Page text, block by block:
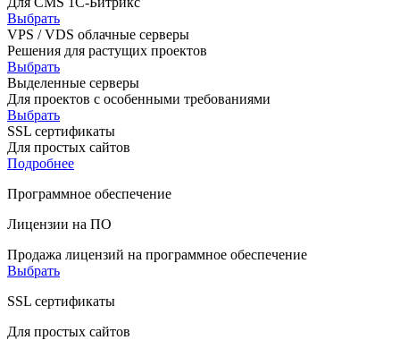
Выбрать
VPS / VDS облачные серверы
Решения для растущих проектов
Выбрать
Выделенные серверы
Для проектов с особенными требованиями
Выбрать
SSL сертификаты
Для простых сайтов
Подробнее
Программное обеспечение
Лицензии на ПО
Продажа лицензий на программное обеспечение
Выбрать
SSL сертификаты
Для простых сайтов